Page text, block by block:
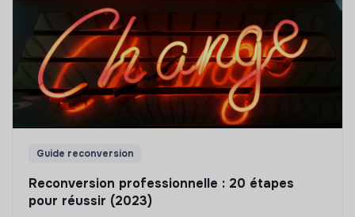
Guide reconversion
Reconversion professionnelle : 20 étapes
pour réussir (2023)